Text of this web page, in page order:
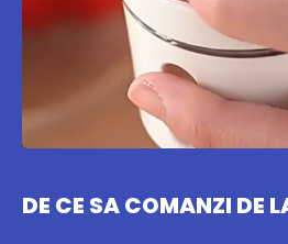
DE CE SA COMANZI DE